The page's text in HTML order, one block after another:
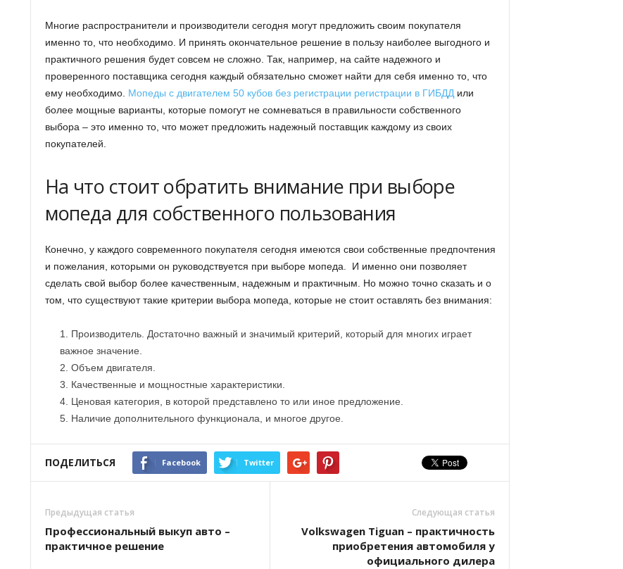
Многие распространители и производители сегодня могут предложить своим покупателя
именно то, что необходимо. И принять окончательное решение в пользу наиболее выгодного и
практичного решения будет совсем не сложно. Так, например, на сайте надежного и
проверенного поставщика сегодня каждый обязательно сможет найти для себя именно то, что
ему необходимо. Мопеды с двигателем 50 кубов без регистрации регистрации в ГИБДДили
более мощные варианты, которые помогут не сомневаться в правильности собственного
выбора – это именно то, что может предложить надежный поставщик каждому из своих
покупателей.
На что стоит обратить внимание при выборе
мопеда для собственного пользования
Конечно, у каждого современного покупателя сегодня имеются свои собственные предпочтения
и пожелания, которыми он руководствуется при выборе мопеда. И именно они позволяет
сделать свой выбор более качественным, надежным и практичным. Но можно точно сказать и о
том, что существуют такие критерии выбора мопеда, которые не стоит оставлять без внимания:
Производитель. Достаточно важный и значимый критерий, который для многих играет
важное значение.
Объем двигателя.
Качественные и мощностные характеристики.
Ценовая категория, в которой представлено то или иное предложение.
Наличие дополнительного функционала, и многое другое.
ПОДЕЛИТЬСЯ Facebook Twitter
Предыдущая статья
Профессиональный выкуп авто –
практичное решение
Следующая статья
Volkswagen Tiguan – практичность
приобретения автомобиля у
официального дилера